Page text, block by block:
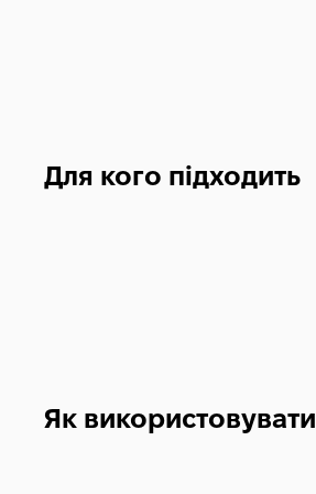
Для кого підходить
Як використовувати